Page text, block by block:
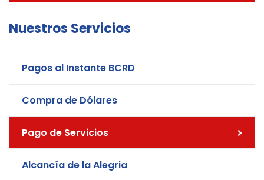
Nuestros Servicios
Pagos al Instante BCRD
Compra de Dólares
Pago de Servicios
Alcancía de la Alegria